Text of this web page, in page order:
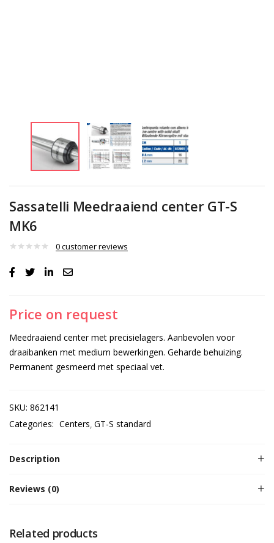
Sassatelli Meedraaiend center GT-S
MK6
0customer reviews
Price on request
Meedraaiend center met precisielagers. Aanbevolen voor
draaibanken met medium bewerkingen. Geharde behuizing.
Permanent gesmeerd met speciaal vet.
SKU: 862141
Categories: Centers GT-S standard
Description
Reviews (0)
Related products